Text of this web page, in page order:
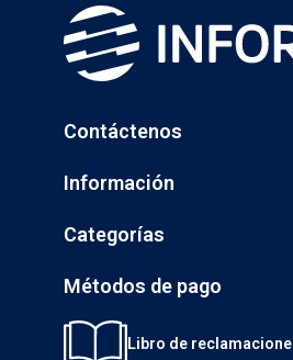
Contáctenos
Información
Categorías
Métodos de pago
Libro de